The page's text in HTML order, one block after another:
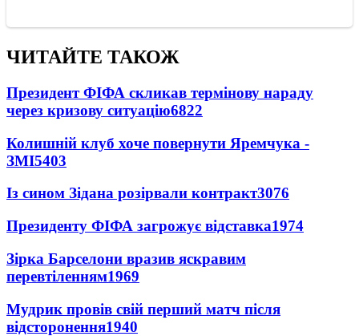
ЧИТАЙТЕ ТАКОЖ
Президент ФІФА скликав термінову нараду
через кризову ситуацію6822
Колишній клуб хоче повернути Яремчука -
ЗМІ5403
Із сином Зідана розірвали контракт3076
Президенту ФІФА загрожує відставка1974
Зірка Барселони вразив яскравим
перевтіленням1969
Мудрик провів свій перший матч після
відсторонення1940